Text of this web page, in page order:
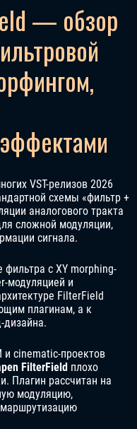
— обзор
VST-релизов 2026
схемы «фильтр +
аналогового тракта
сложной модуляции,
сигнала.
фильтра с XY morphing-
модуляцией и
FilterField
плагинам, а к
дизайна.
и cinematic-проектов
FilterField плохо
Плагин рассчитан на
модуляцию,